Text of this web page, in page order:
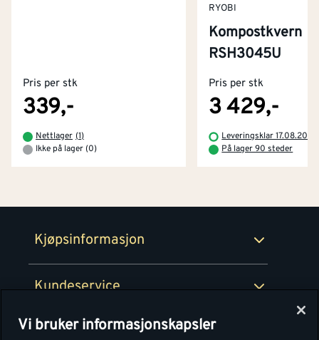
Pris per stk
339,-
Nettlager (1)
Ikke på lager (0)
RYOBI
Kompostkvern
RSH3045U
Pris per stk
3 429,-
Leveringsklar 17.08.2026
På lager 90 steder
Kjøpsinformasjon
Kjøpsbetingelser
Retur- og angrerettsskjema
Kundeservice
Tjenester
Montér Klubb
Montér
Byggevarehus og åpningstider
Prismatch
Personvern
Vi bruker informasjonskapsler